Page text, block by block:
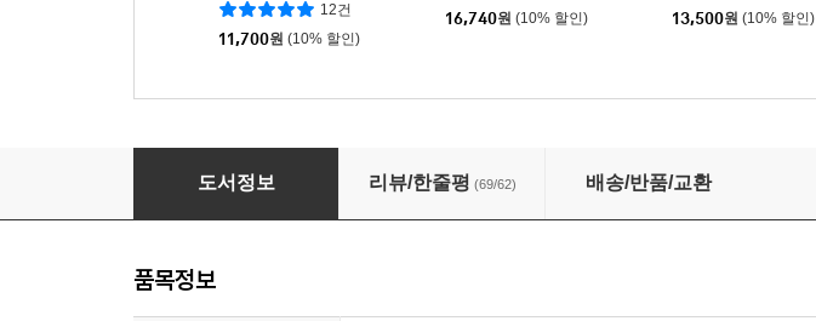
12건
11,700원 (10% 할인)
16,740원 (10% 할인)
13,500원 (10% 할인)
계속해보겠습니다
도서정보 리뷰/한줄평 (69/62) 배송/반품/교환
품목정보